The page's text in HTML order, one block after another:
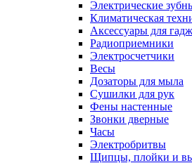
Электрические
Климатическая
Аксессуары для
Радиоприемники
Электросчетчики
Весы
Дозаторы для мыла
Сушилки для рук
Фены настенные
Звонки дверные
Часы
Электробритвы
Щипцы, плойки и